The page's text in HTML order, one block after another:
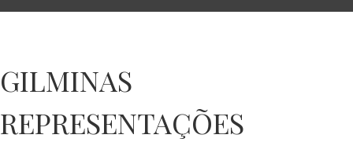
GILMINAS
REPRESENTAÇÕES